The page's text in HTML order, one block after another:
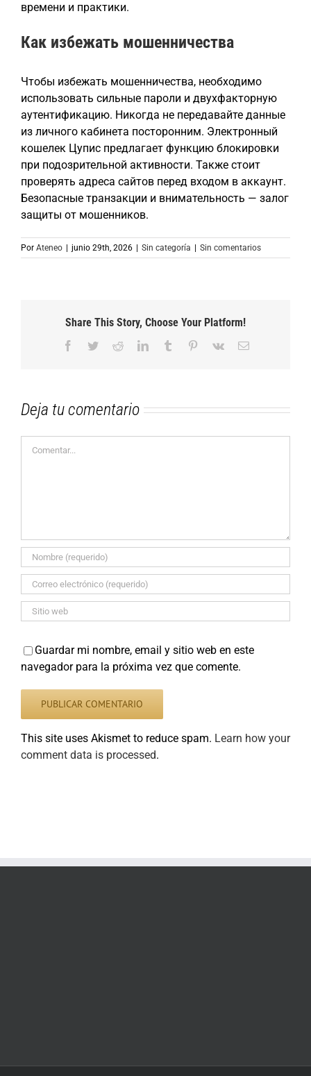
времени и практики.
Как избежать мошенничества
Чтобы избежать мошенничества, необходимо
использовать сильные пароли и двухфакторную
аутентификацию. Никогда не передавайте данные
из личного кабинета посторонним. Электронный
кошелек Цупис предлагает функцию блокировки
при подозрительной активности. Также стоит
проверять адреса сайтов перед входом в аккаунт.
Безопасные транзакции и внимательность — залог
защиты от мошенников.
Por Ateneo | junio 29th, 2026 | Sin categoría | Sin comentarios
Share This Story, Choose Your Platform!
Facebook
TwitterRedditLinkedInTumblr Pinterest
Vk
Correo
Deja tu comentario
Guardar mi nombre, email y sitio web en este
navegador para la próxima vez que comente.
This site uses Akismet to reduce spam. Learn how your
comment data is processed.